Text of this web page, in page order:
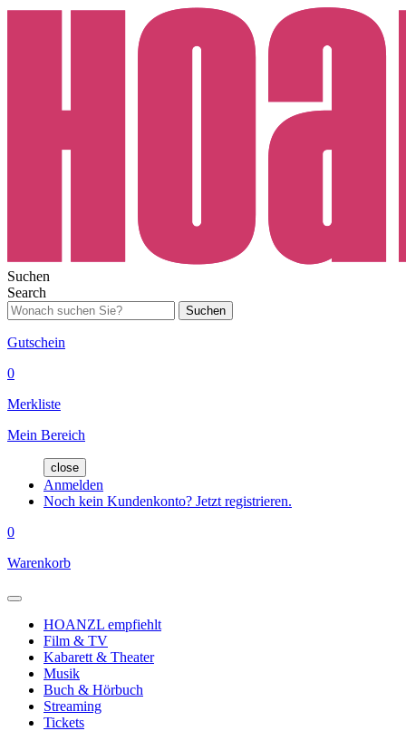
Suchen
Search
Suchen
Gutschein
0
Merkliste
Mein Bereich
close
Anmelden
Noch kein Kundenkonto? Jetzt registrieren.
0
Warenkorb
HOANZL empfiehlt
Film & TV
Kabarett & Theater
Musik
Buch & Hörbuch
Streaming
Tickets